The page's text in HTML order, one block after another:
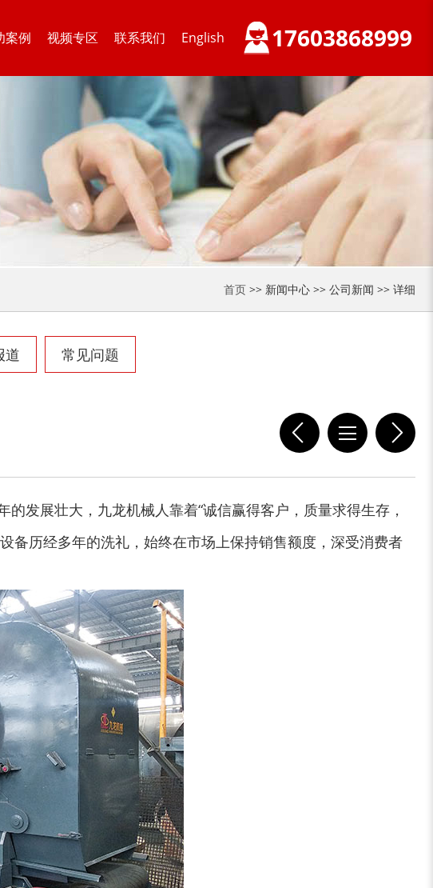
案例 视频专区 联系我们 English 17603868999
首页 >> 新闻中心 >> 公司新闻 >> 详细
道 常见问题
发展壮大，九龙机械人靠着“诚信赢得客户，质量求得生存，
备历经多年的洗礼，始终在市场上保持销售额度，深受消费者